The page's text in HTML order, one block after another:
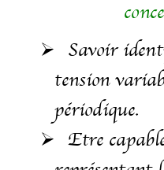

Savoir
tension
périodique.

Etre